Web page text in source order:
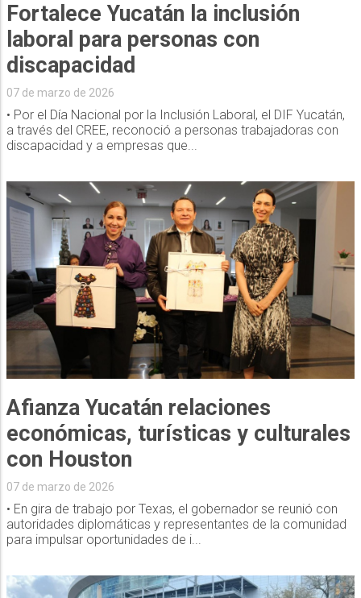
Fortalece Yucatán la inclusión
laboral para personas con
discapacidad
07 de marzo de 2026
• Por el Día Nacional por la Inclusión Laboral, el DIF Yucatán,
a través del CREE, reconoció a personas trabajadoras con
discapacidad y a empresas que...
Afianza Yucatán relaciones
económicas, turísticas y culturales
con Houston
07 de marzo de 2026
• En gira de trabajo por Texas, el gobernador se reunió con
autoridades diplomáticas y representantes de la comunidad
para impulsar oportunidades de i...